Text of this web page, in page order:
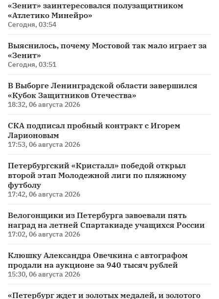
«Зенит» заинтересовался полузащитником
«Атлетико Минейро»
Сегодня, 03:54
Выяснилось, почему Мостовой так мало играет за
«Зенит»
Сегодня, 03:51
В Выборге Ленинградской области завершился
«Кубок Защитников Отечества»
18:32, 06 августа 2026
СКА подписал пробный контракт с Игорем
Ларионовым
17:53, 06 августа 2026
Петербургский «Кристалл» победой открыл
второй этап Молодежной лиги по пляжному
футболу
17:42, 06 августа 2026
Велогонщики из Петербурга завоевали пять
наград на летней Спартакиаде учащихся России
17:02, 06 августа 2026
Клюшку Александра Овечкина с автографом
продали на аукционе за 940 тысяч рублей
15:30, 06 августа 2026
«Петербург ждет и золотых медалей, и золотого